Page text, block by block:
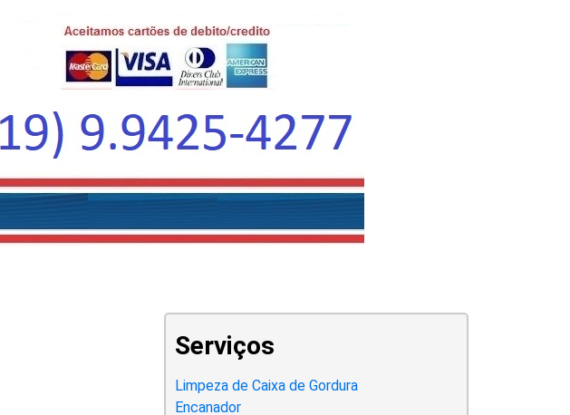
Serviços
Limpeza de Caixa de Gordura
Encanador